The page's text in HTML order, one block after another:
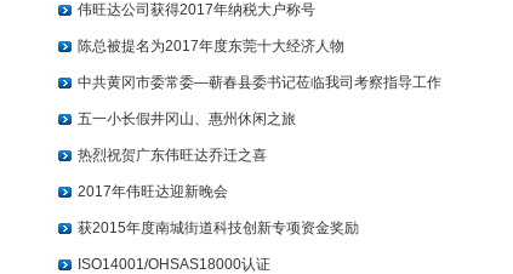
伟旺达公司获得2017年纳税大户称号
陈总被提名为2017年度东莞十大经济人物
中共黄冈市委常委—蕲春县委书记莅临我司考察指导工作
五一小长假井冈山、惠州休闲之旅
热烈祝贺广东伟旺达乔迁之喜
2017年伟旺达迎新晚会
获2015年度南城街道科技创新专项资金奖励
ISO14001/OHSAS18000认证